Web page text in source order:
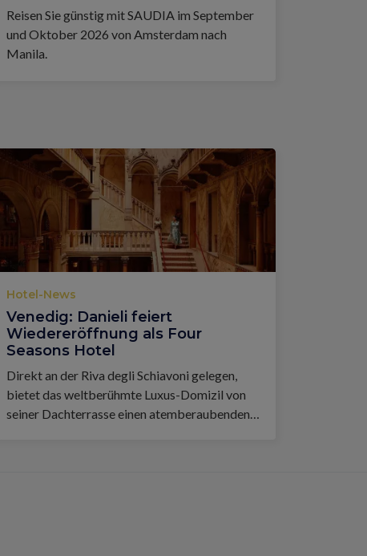
Reisen Sie günstig mit SAUDIA im September
und Oktober 2026 von Amsterdam nach
Manila.
Hotel-News
Venedig: Danieli feiert
Wiedereröffnung als Four
Seasons Hotel
Direkt an der Riva degli Schiavoni gelegen,
bietet das weltberühmte Luxus-Domizil von
seiner Dachterrasse einen atemberaubenden